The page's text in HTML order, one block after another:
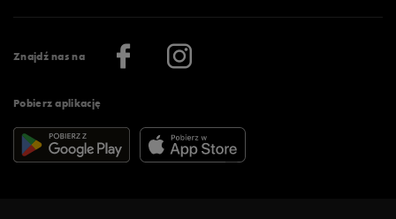
Znajdź nas na
Pobierz aplikację
Regulamin aplikacji 50 style
Więcej regulaminów >
Praca
Informacje o firmie